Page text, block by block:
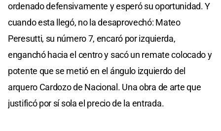
ordenado defensivamente y esperó su oportunidad. Y
cuando esta llegó, no la desaprovechó: Mateo
Peresutti, su número 7, encaró por izquierda,
enganchó hacia el centro y sacó un remate colocado y
potente que se metió en el ángulo izquierdo del
arquero Cardozo de Nacional. Una obra de arte que
justificó por sí sola el precio de la entrada.